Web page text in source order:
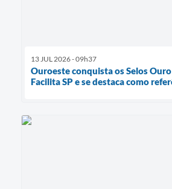
13 JUL 2026 - 09h37
Ouroeste conquista os Selos
Facilita SP e se destaca como